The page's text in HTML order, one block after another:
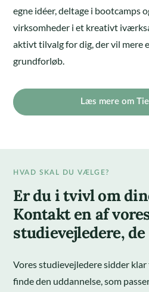
egne idéer, deltage i bootcamps
virksomheder i et kreativt
aktivt tilvalg for dig, der vil mere
grundforløb.
Læs mere om
HVAD SKAL DU VÆLGE?
Er du i tvivl om
Kontakt en af
studievejledere,
Vores studievejledere sidder
finde den uddannelse, som